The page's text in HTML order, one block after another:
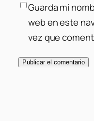
Guarda mi
web en este
vez que